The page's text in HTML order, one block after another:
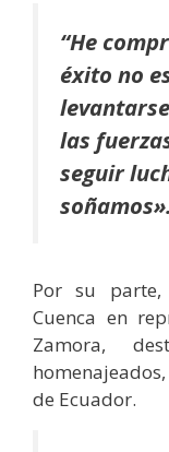
“He
éxito no
las
seguir
soñamos».
Por su parte,
Cuenca en
Zamora,
de Ecuador.